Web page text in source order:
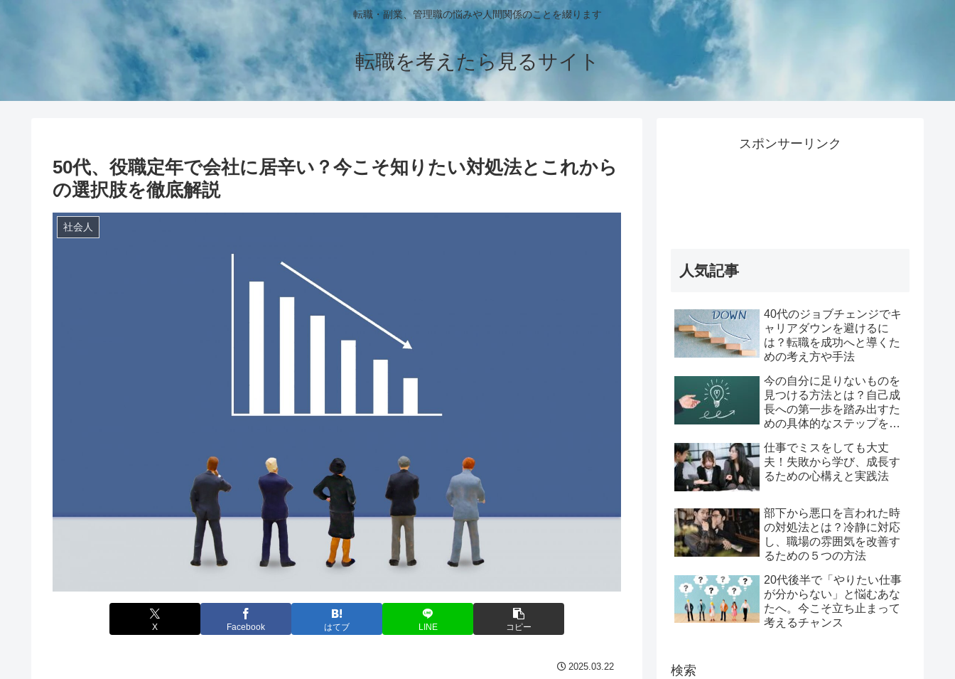
転職・副業、管理職の悩みや人間関係のことを綴ります
転職を考えたら見るサイト
50代、役職定年で会社に居辛い？今こそ知りたい対処法とこれから
の選択肢を徹底解説
社会人
X Facebook はてブ LINE コピー
2025.03.22
スポンサーリンク
人気記事
40代のジョブチェンジでキ
ャリアダウンを避けるに
は？転職を成功へと導くた
めの考え方や手法
今の自分に足りないものを
見つける方法とは？自己成
長への第一歩を踏み出すた
めの具体的なステップを徹
仕事でミスをしても大丈
夫！失敗から学び、成長す
るための心構えと実践法
部下から悪口を言われた時
の対処法とは？冷静に対応
し、職場の雰囲気を改善す
るための５つの方法
20代後半で「やりたい仕事
が分からない」と悩むあな
たへ。今こそ立ち止まって
考えるチャンス
検索